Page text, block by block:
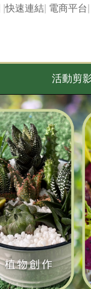
電商平台
快速連結
|
活動剪